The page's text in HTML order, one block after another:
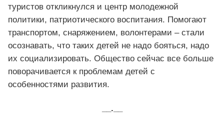
туристов откликнулся и центр молодежной
политики, патриотического воспитания. Помогают
транспортом, снаряжением, волонтерами – стали
осознавать, что таких детей не надо бояться, надо
их социализировать. Общество сейчас все больше
поворачивается к проблемам детей с
особенностями развития.
__.__